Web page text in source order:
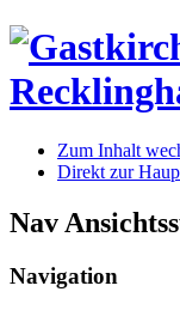
Zum Inhalt
Direkt zur
Nav
Navigation